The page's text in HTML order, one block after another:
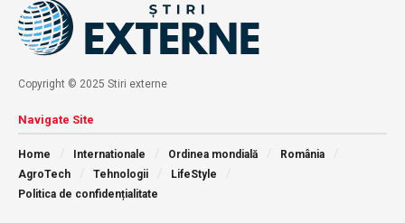
Copyright © 2025 Stiri externe
Navigate Site
Home Internationale Ordinea mondială
România
AgroTech
Tehnologii
LifeStyle
Politica de confidențialitate